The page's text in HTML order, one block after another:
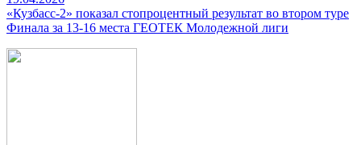
«Кузбасс-2» показал стопроцентный результат во втором туре
Финала за 13-16 места ГЕОТЕК Молодежной лиги